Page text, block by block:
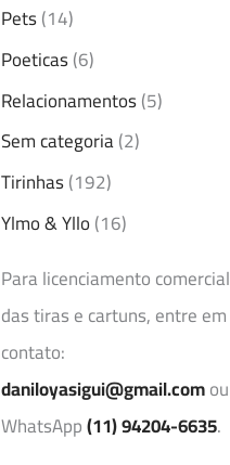
Pets(14)
Poeticas(6)
Relacionamentos(5)
Sem categoria(2)
Tirinhas(192)
Ylmo & Yllo(16)
Para licenciamento comercial
das tiras e cartuns, entre em
contato:
daniloyasigui@gmail.comou
WhatsApp(11) 94204-6635.